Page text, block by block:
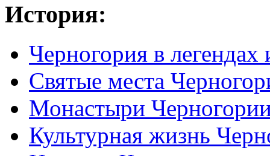
История:
Черногория в легендах
Святые места
Монастыри
Культурная жизнь